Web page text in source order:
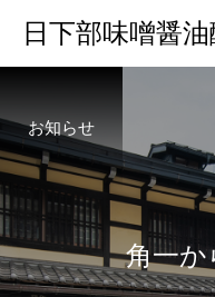
日下部味噌醤
お知らせ
角一か